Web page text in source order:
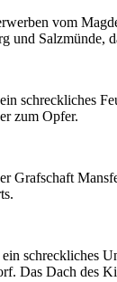
vom
und Salzmünde,
schreckliches
zum Opfer.
Grafschaft
schreckliches
Das Dach des